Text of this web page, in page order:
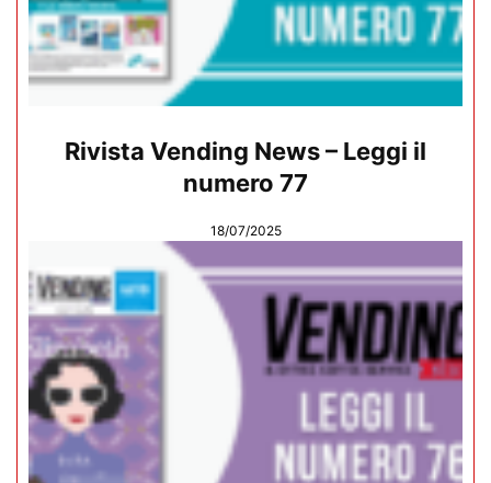
Rivista Vending News – Leggi il
numero 77
18/07/2025